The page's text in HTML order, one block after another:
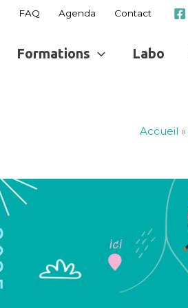
FAQ Agenda Contact
Formations Labo
Accueil »